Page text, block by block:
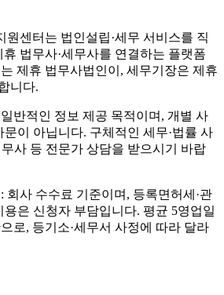
원센터는 법인설립·세무 서비스를 직
법무사·세무사를 연결하는 플랫폼
제휴 법무사법인이, 세무기장은 제휴
니다.
반적인 정보 제공 목적이며, 개별 사
문이 아닙니다. 구체적인 세무·법률 사
사 등 전문가 상담을 받으시기 바랍
회사 수수료 기준이며, 등록면허세·관
용은 신청자 부담입니다. 평균 5영업일
로, 등기소·세무서 사정에 따라 달라